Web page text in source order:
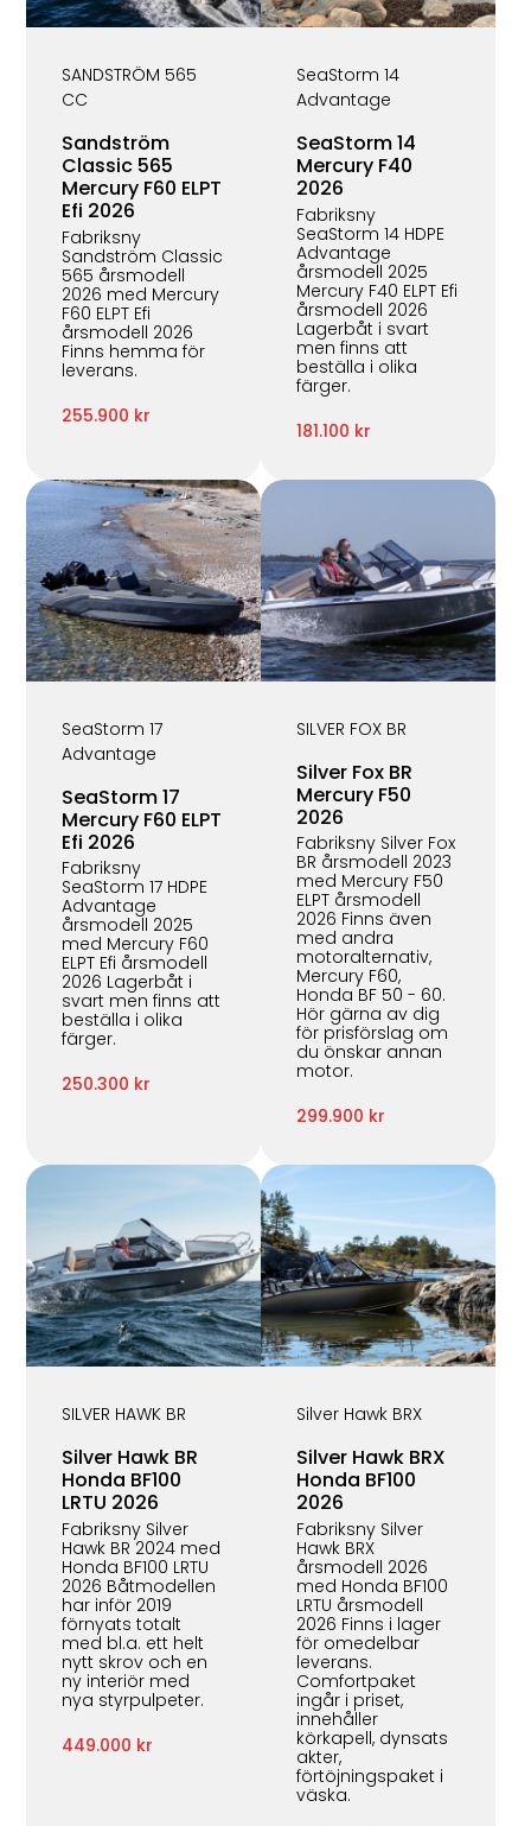
SANDSTRÖM 565
CC
Sandström
Classic 565
Mercury F60 ELPT
Efi 2026
Fabriksny
Sandström Classic
565 årsmodell
2026 med Mercury
F60 ELPT Efi
årsmodell 2026
Finns hemma för
leverans.
255.900 kr
SeaStorm 14
Advantage
SeaStorm 14
Mercury F40
2026
Fabriksny
SeaStorm 14 HDPE
Advantage
årsmodell 2025
Mercury F40 ELPT Efi
årsmodell 2026
Lagerbåt i svart
men finns att
beställa i olika
färger.
181.100 kr
SeaStorm 17
Advantage
SeaStorm 17
Mercury F60 ELPT
Efi 2026
Fabriksny
SeaStorm 17 HDPE
Advantage
årsmodell 2025
med Mercury F60
ELPT Efi årsmodell
2026 Lagerbåt i
svart men finns att
beställa i olika
färger.
250.300 kr
SILVER FOX BR
Silver Fox BR
Mercury F50
2026
Fabriksny Silver Fox
BR årsmodell 2023
med Mercury F50
ELPT årsmodell
2026 Finns även
med andra
motoralternativ,
Mercury F60,
Honda BF 50 - 60.
Hör gärna av dig
för prisförslag om
du önskar annan
motor.
299.900 kr
SILVER HAWK BR
Silver Hawk BR
Honda BF100
LRTU 2026
Fabriksny Silver
Hawk BR 2024 med
Honda BF100 LRTU
2026 Båtmodellen
har inför 2019
förnyats totalt
med bl.a. ett helt
nytt skrov och en
ny interiör med
nya styrpulpeter.
449.000 kr
Silver Hawk BRX
Silver Hawk BRX
Honda BF100
2026
Fabriksny Silver
Hawk BRX
årsmodell 2026
med Honda BF100
LRTU årsmodell
2026 Finns i lager
för omedelbar
leverans.
Comfortpaket
ingår i priset,
innehåller
körkapell, dynsats
akter,
förtöjningspaket i
väska.